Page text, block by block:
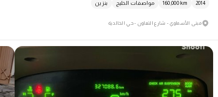
2014
160,000 km مواصفات الخليج بنزين
مبنى الأسماوي - شارع التعاون - حي الخالدية